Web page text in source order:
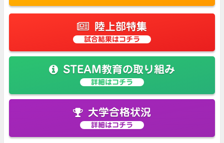
陸上部特集
試合結果はコチラ
STEAM教育の取り組み
詳細はコチラ
大学合格状況
詳細はコチラ